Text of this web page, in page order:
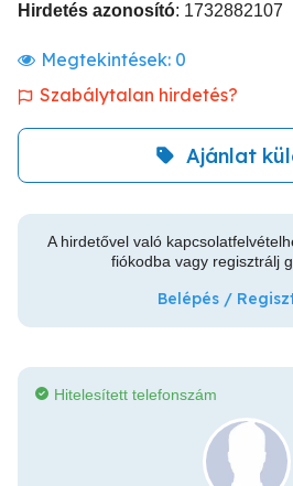
Hirdetés azonosító: 1732882107
Megtekintések: 0
Szabálytalan hirdetés?
Ajánlat
A hirdetővel való
fiókodba vagy regisztrálj
Belépés /
Hitelesített telefonszám